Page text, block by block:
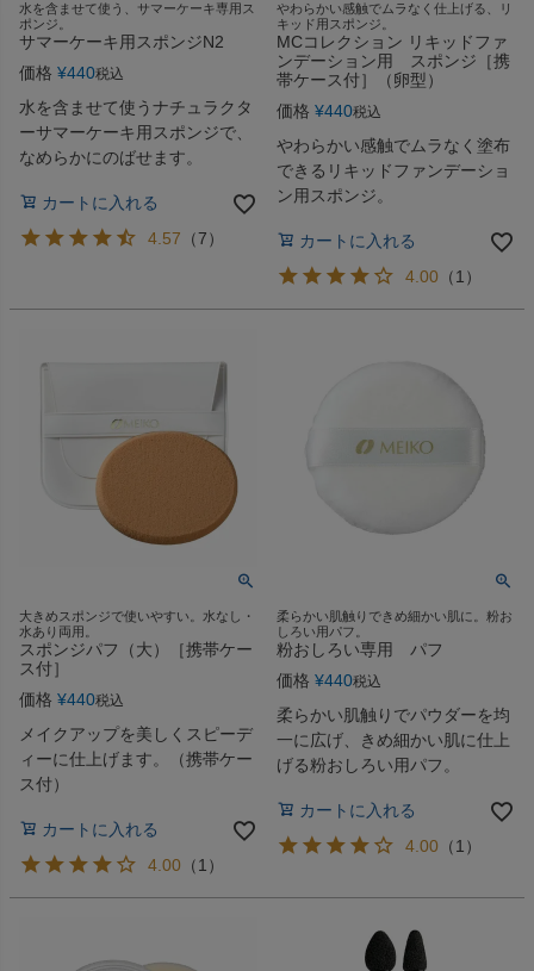
水を含ませて使う、サマーケーキ専用ス
ポンジ。
サマーケーキ用スポンジN2
価格 ¥440税込
水を含ませて使うナチュラクタ
ーサマーケーキ用スポンジで、
なめらかにのばせます。
カートに入れる
4.57 （7）
やわらかい感触でムラなく仕上げる、リ
キッド用スポンジ。
MCコレクション リキッドファ
ンデーション用 スポンジ［携
帯ケース付］（卵型）
価格 ¥440税込
やわらかい感触でムラなく塗布
できるリキッドファンデーショ
ン用スポンジ。
カートに入れる
4.00 （1）
大きめスポンジで使いやすい。水なし・
水あり両用。
スポンジパフ（大）［携帯ケー
ス付］
価格 ¥440税込
メイクアップを美しくスピーデ
ィーに仕上げます。（携帯ケー
ス付）
カートに入れる
4.00 （1）
柔らかい肌触りできめ細かい肌に。粉お
しろい用パフ。
粉おしろい専用 パフ
価格 ¥440税込
柔らかい肌触りでパウダーを均
一に広げ、きめ細かい肌に仕上
げる粉おしろい用パフ。
カートに入れる
4.00 （1）